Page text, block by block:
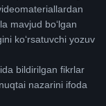
mavjud boʻlgan
koʻrsatuvchi yozuv
bildirilgan fikrlar
nazarini ifoda